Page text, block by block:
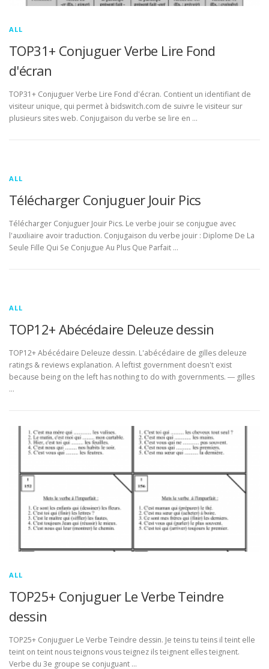
ALL
TOP31+ Conjuguer Verbe Lire Fond
d'écran
TOP31+ Conjuguer Verbe Lire Fond d'écran. Contient un identifiant de
visiteur unique, qui permet à bidswitch.com de suivre le visiteur sur
plusieurs sites web. Conjugaison du verbe se lire en …
ALL
Télécharger Conjuguer Jouir Pics
Télécharger Conjuguer Jouir Pics. Le verbe jouir se conjugue avec
l'auxiliaire avoir traduction. Conjugaison du verbe jouir : Diplome De La
Seule Fille Qui Se Conjugue Au Plus Que Parfait …
ALL
TOP12+ Abécédaire Deleuze dessin
TOP12+ Abécédaire Deleuze dessin. L'abécédaire de gilles deleuze
ratings & reviews explanation. A leftist government doesn't exist
because being on the left has nothing to do with governments. ― gilles
…
ALL
TOP25+ Conjuguer Le Verbe Teindre
dessin
TOP25+ Conjuguer Le Verbe Teindre dessin. Je teins tu teins il teint elle
teint on teint nous teignons vous teignez ils teignent elles teignent.
Verbe du 3e groupe se conjuguant …